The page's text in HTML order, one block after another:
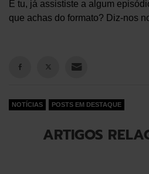
E tu, já assististe a algum
que achas do formato? Diz-nos
NOTÍCIAS POSTS EM DESTAQUE
ARTIGOS